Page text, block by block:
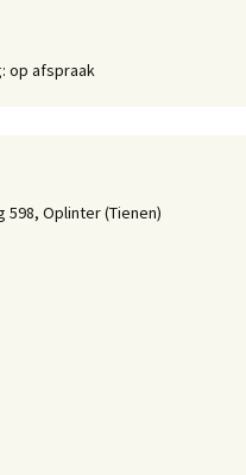
op afspraak
Oplinter (Tienen)